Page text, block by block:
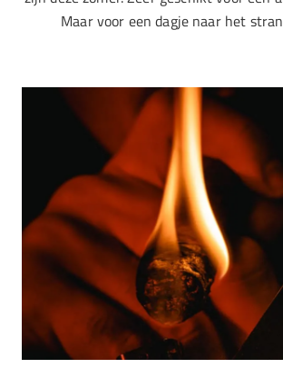
Maar voor een dagje naar het